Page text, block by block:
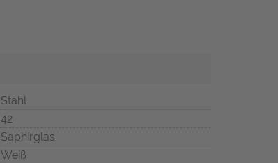
Stahl
42
Saphirglas
Weiß